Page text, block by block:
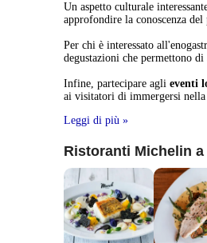
Un aspetto culturale
approfondire la conoscenza
Per chi è interessato
degustazioni che permettono
Infine, partecipare aglieventi
ai visitatori di immergersi
Leggi di più »
Ristoranti Michelin